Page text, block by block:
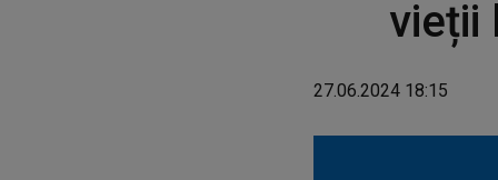
vieții
27.06.2024 18:15